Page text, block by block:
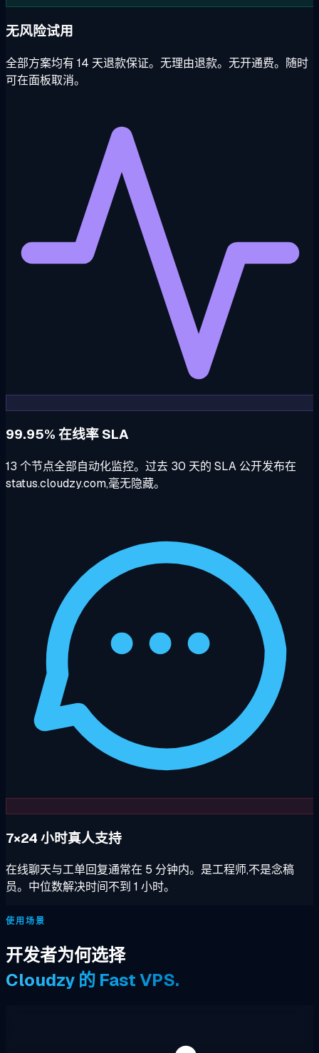
无风险试用
全部方案均有 14 天退款保证。无理由退款。无开通费。随时
可在面板取消。
99.95% 在线率 SLA
13 个节点全部自动化监控。过去 30 天的 SLA 公开发布在
status.cloudzy.com,毫无隐藏。
7×24 小时真人支持
在线聊天与工单回复通常在 5 分钟内。是工程师,不是念稿
员。中位数解决时间不到 1 小时。
使用场景
开发者为何选择
Cloudzy 的 Fast VPS.